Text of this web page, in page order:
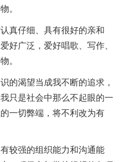
。
仔细、具有很好的亲和
好广泛，爱好唱歌、写作、
。
渴望当成我不断的追求，
只是社会中那么不起眼的一
一切弊端，将不利改为有
强的组织能力和沟通能